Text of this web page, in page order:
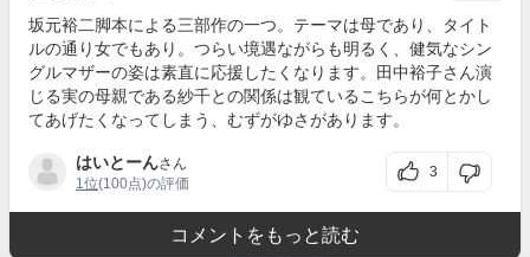
坂元裕二脚本による三部作の一つ。テーマは母であり、タイト
ルの通り女でもあり。つらい境遇ながらも明るく、健気なシン
グルマザーの姿は素直に応援したくなります。田中裕子さん演
じる実の母親である紗千との関係は観ているこちらが何とかし
てあげたくなってしまう、むずがゆさがあります。
はいとーんさん
1位(100点)の評価
3
コメントをもっと読む